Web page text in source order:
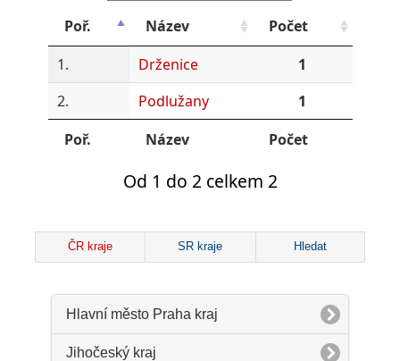
Poř.
Název
Počet
1.
Drženice
1
2.
Podlužany
1
Poř.
Název Počet
Od 1 do 2 celkem 2
ČR kraje SR kraje Hledat
Hlavní město Praha kraj
Jihočeský kraj